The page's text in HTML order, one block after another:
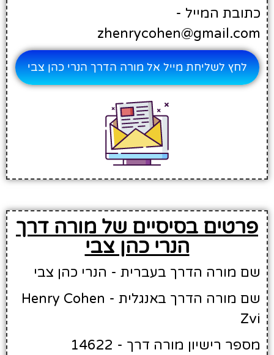
כתובת המייל -
zhenrycohen@gmail.com
לחץ לשליחת מייל אל מורה הדרך הנרי כהן צבי
פרטים בסיסיים של מורה דרך
הנרי כהן צבי
שם מורה הדרך בעברית - הנרי כהן צבי
שם מורה הדרך באנגלית - Henry Cohen
Zvi
מספר רישיון מורה דרך - 14622